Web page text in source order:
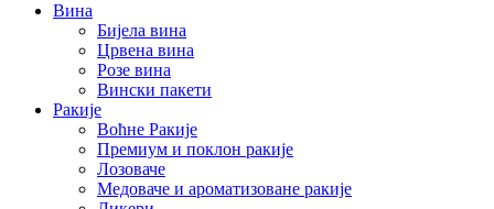
Вина
Бијела вина
Црвена вина
Розе вина
Вински пакети
Ракије
Воћне Ракије
Премиум и поклон ракије
Лозоваче
Медоваче и ароматизоване ракије